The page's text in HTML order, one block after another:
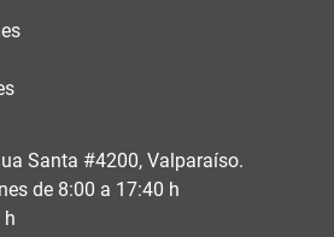
Santa #4200, Valparaíso.
de 8:00 a 17:40 h
h